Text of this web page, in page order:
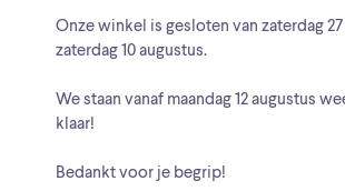
Onze winkel is gesloten van zaterdag
zaterdag 10 augustus.
We staan vanaf maandag 12 augustus
klaar!
Bedankt voor je begrip!